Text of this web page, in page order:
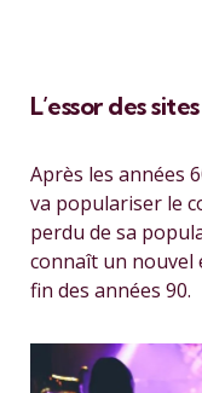
L’essor des
Après les années
va populariser le
perdu de sa
connaît un nouvel
fin des années 90.